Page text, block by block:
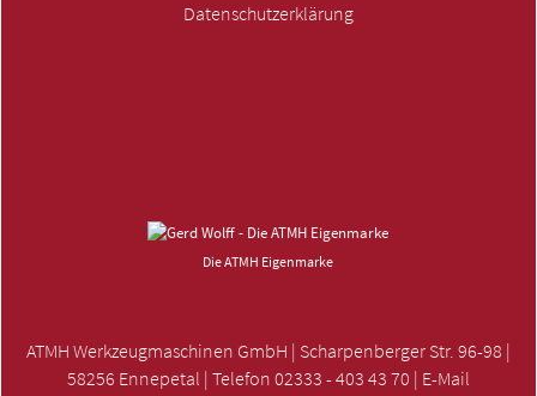
Datenschutzerklärung
Die ATMH Eigenmarke
ATMH Werkzeugmaschinen GmbH | Scharpenberger Str. 96-98 |
58256 Ennepetal | Telefon 02333 - 403 43 70 | E-Mail